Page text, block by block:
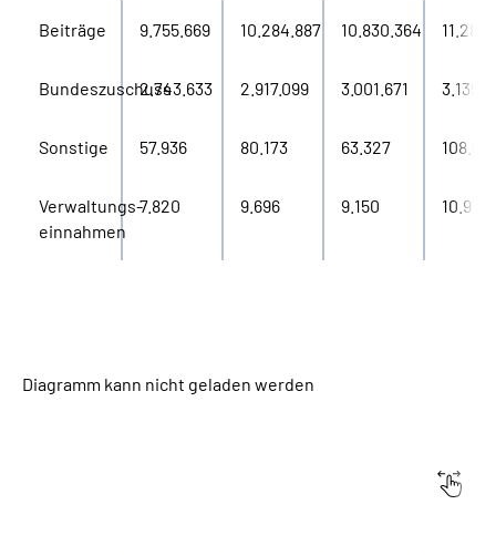
Beiträge 9.755.669 10.284.887 10.830.364
Bundeszuschuss2.743.633 2.917.099 3.001.671
Sonstige 57.936 80.173 63.327 108.551
Verwaltungs-
einnahmen
7.820 9.696 9.150 10.978
Diagramm kann nicht geladen werden
2023